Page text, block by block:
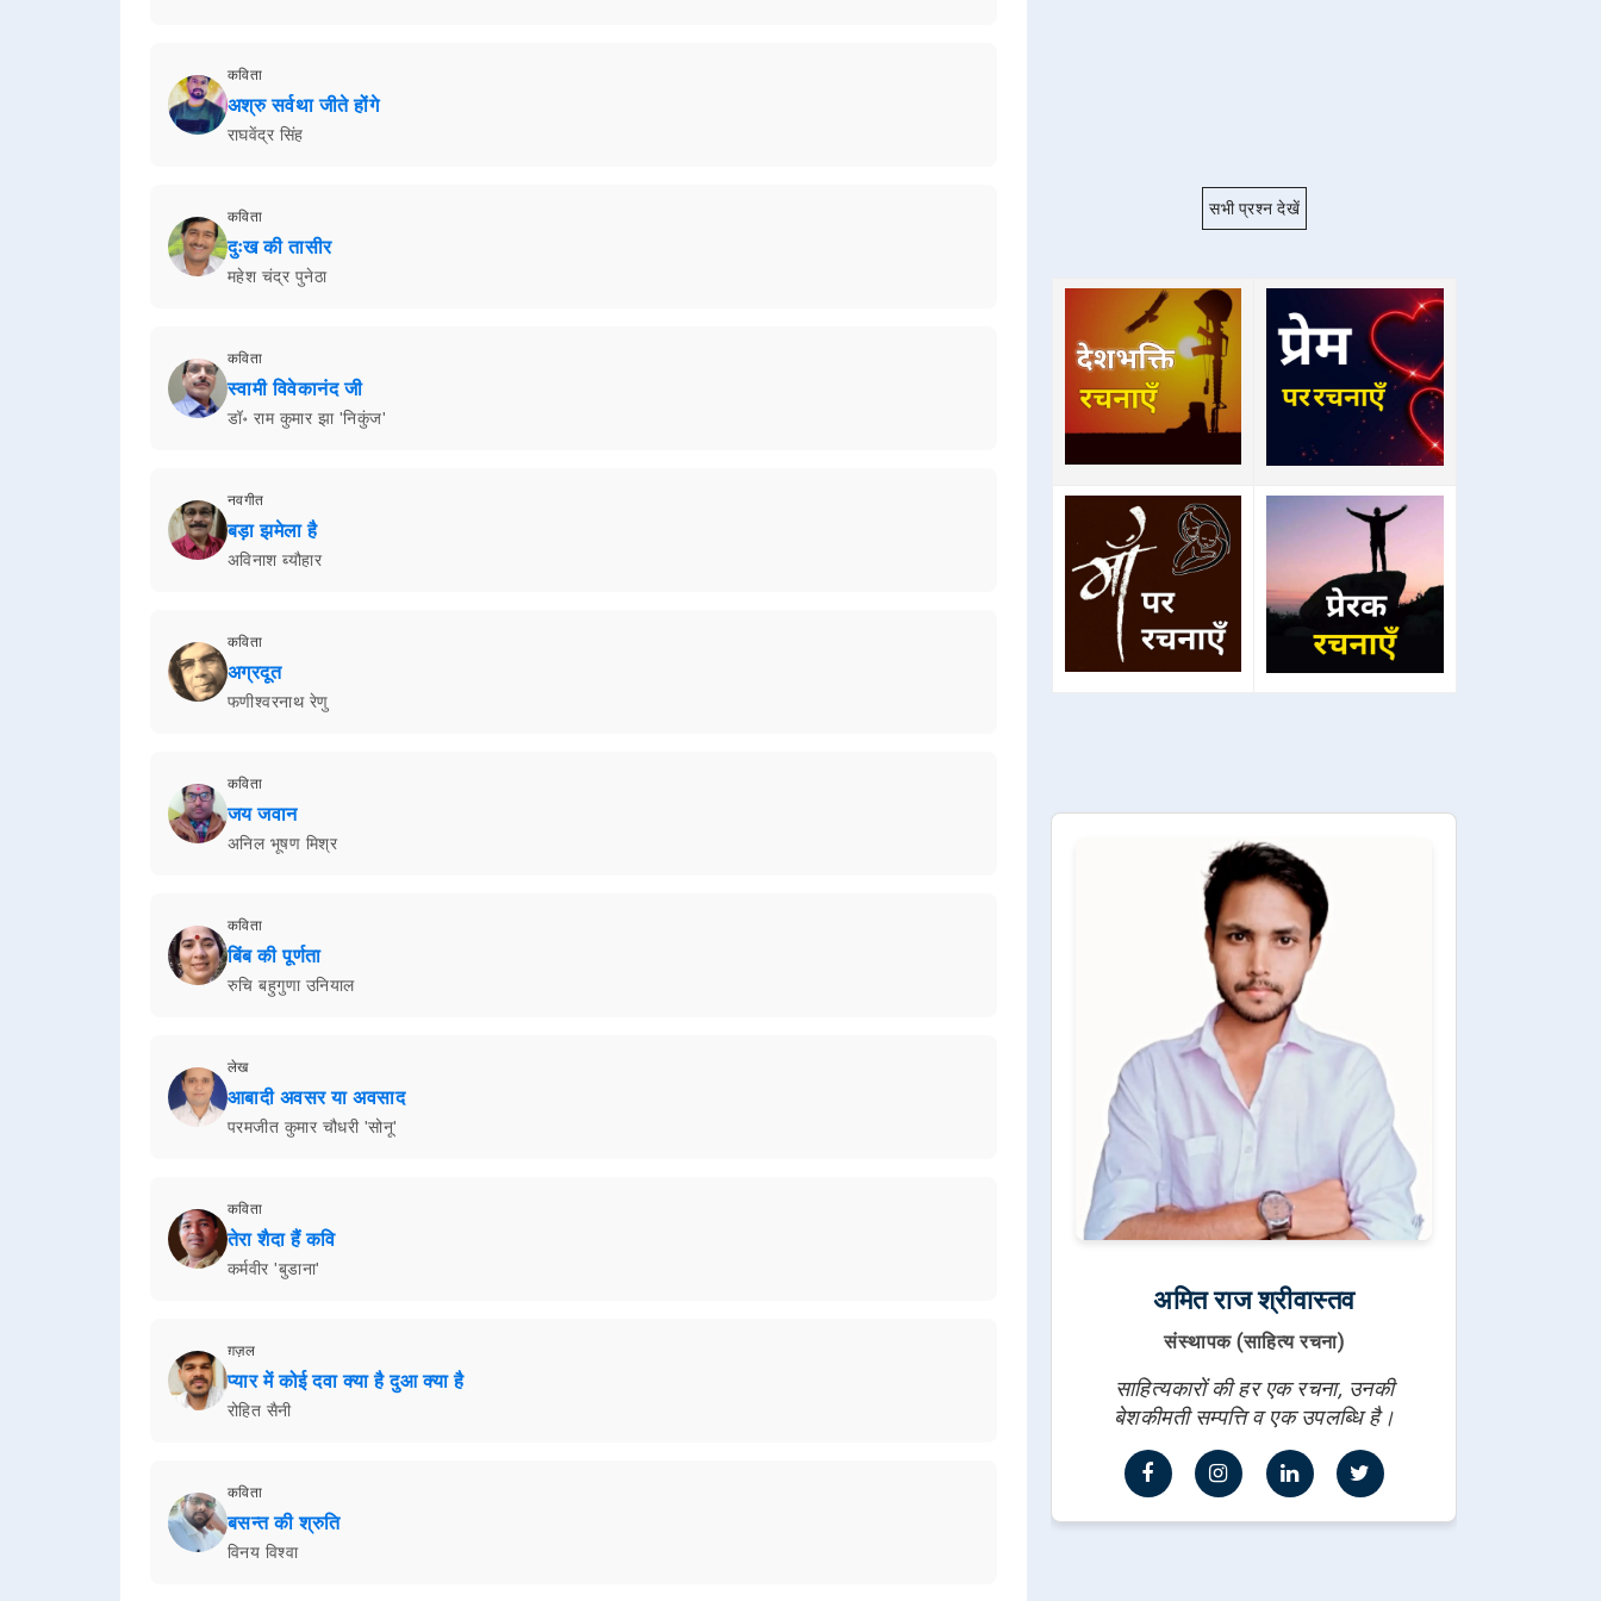
कविता
अश्रु सर्वथा जीते होंगे
राघवेंद्र सिंह
कविता
दुःख की तासीर
महेश चंद्र पुनेठा
कविता
स्वामी विवेकानंद जी
डॉ॰ राम कुमार झा 'निकुंज'
नवगीत
बड़ा झमेला है
अविनाश ब्यौहार
कविता
अग्रदूत
फणीश्वरनाथ रेणु
कविता
जय जवान
अनिल भूषण मिश्र
कविता
बिंब की पूर्णता
रुचि बहुगुणा उनियाल
लेख
आबादी अवसर या अवसाद
परमजीत कुमार चौधरी 'सोनू'
कविता
तेरा शैदा हैं कवि
कर्मवीर 'बुडाना'
ग़ज़ल
प्यार में कोई दवा क्या है दुआ क्या है
रोहित सैनी
कविता
बसन्त की श्रुति
विनय विश्वा
सभी प्रश्न देखें
अमित राज श्रीवास्तव
संस्थापक (साहित्य रचना)
साहित्यकारों की हर एक रचना, उनकी
बेशकीमती सम्पत्ति व एक उपलब्धि है।